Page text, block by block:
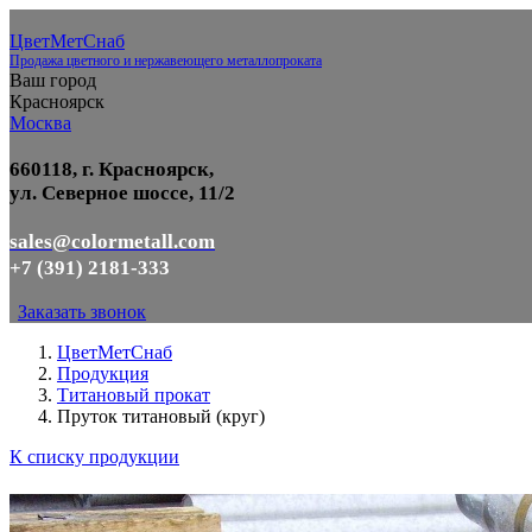
ЦветМетСнаб
Продажа цветного и нержавеющего металлопроката
Ваш город
Красноярск
Москва
660118, г. Красноярск,
ул. Северное шоссе, 11/2
sales@colormetall.com
+7 (391) 2181-333
Заказать звонок
ЦветМетСнаб
Продукция
Титановый прокат
Пруток титановый (круг)
К списку продукции